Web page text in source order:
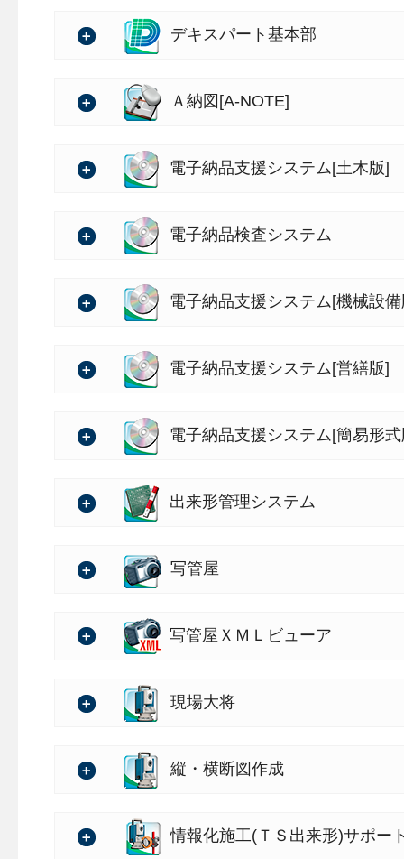
・新製品「遠隔臨場SiteLive
【遠隔臨場 SiteLiveの特徴】
「遠隔臨場 SiteLive」は、
影・配信システムです。
認に代わり、映像データ
ルタイムに接続し、発注
さらに、遠隔臨場の対象で
認・立会」の各検査項目が
これにより、受注者側の立
動時間削減などを実現し、
的にアップします。
【各アプリケーションの連
・KSデータバンク：検査
・SiteBox：電子小黒板を
認しながら検査できます。
書類に反映することができ
※「遠隔臨場 SiteLive」の
の詳細
・新製品「SiteBox 配筋検査
【SiteBox 配筋検査の特徴】
「SiteBox 配筋検査」は、
プリケーションです。撮
スマホ上で各レイヤーに
イルとして保存することが
これにより、従来の配筋
った、黒板への設計情報の
ます。
さらに、「出来形管理シ
で、配筋検査の設計情報の
作成にも対応し、配筋検査
※「SiteBox 配筋検査」のご
質・写真」「KSデータバ
バージョン：1.00.00
の詳細
・新製品「出来形管理システ
【出来形管理システム［配
「出来形管理システム［配
筋番号』『径』『本数』等
り込むことで、現場での
ます。
さらに、「SiteBox」で入
むだけで、出来形帳票を
※「出来形管理システム［配
形管理システム」のご導入
デキスパート基本部
バージョン：6.20.00
・【デキスパート インスト
トの動作基準より小さい場
インストールされている場合
ジとともにQ&Aへのリン
・【デキスパート インスト
ンストール時に、ソフト自
きるように対応
インストールDVDからイ
プリケーション一覧の自
ドを自動で行うように対応
Ａ納図[A-NOTE]
バージョン：5.31.00
の詳細
・基準・要領(案)を追加
10月リリース 保守サー
（PDF）
電子納品支援システム[土木版]
バージョン：5.54.00
の詳細
・i-Constructionデータフォ
・基準・要領（案）を追加
詳細は、以下をご確認くだ
10月リリース 保守サー
電子納品検査システム
バージョン：5.43.00
の詳細
・データチェックでSVG形式
データチェックでSVG形
に対応します。
また、「小黒板電子化ア
を行う」にチェックを付
※写真の重複チェックの対
ル形式のみです。
・基準・要領（案）を追加
詳細は、以下をご確認くだ
10月リリース 保守サー
（PDF）
電子納品支援システム[機械設
バージョン：2.19.00
の詳細
・基準・要領（案）を追加
10月リリース 保守サー
（PDF）
電子納品支援システム[営繕版]
バージョン：2.27.00
の詳細
・基準・要領（案）を追加
10月リリース 保守サー
（PDF）
電子納品支援システム[簡易形
バージョン：1.30.00
の詳細
・基準・要領(案)を追加
10月リリース 保守サー
（PDF）
出来形管理システム
バージョン：5.80.00
の詳細
・「出来形管理システム[配筋
・帳票テンプレートを更新
詳細は、以下をご確認くだ
10月リリース 保守サー
写管屋
バージョン：7.55.00
の詳細
・SiteBoxを契約していなく
写管屋ＸＭＬビューア
バージョン：7.08.00
の詳細
・改竄された写真の絞込で
現場大将
バージョン：6.02.00
の詳細
縦・横断図作成
バージョン：5.02.00
情報化施工(ＴＳ出来形)サポー